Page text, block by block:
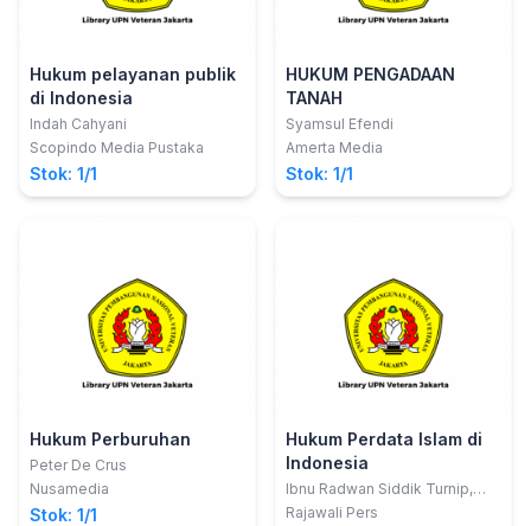
Hukum pelayanan publik
di Indonesia
Indah Cahyani
Scopindo Media Pustaka
Stok: 1/1
HUKUM PENGADAAN
TANAH
Syamsul Efendi
Amerta Media
Stok: 1/1
Hukum Perburuhan
Peter De Crus
Nusamedia
Stok: 1/1
Hukum Perdata Islam di
Indonesia
Ibnu Radwan Siddik Turnip,
S.Ag., M.Ag.
Rajawali Pers